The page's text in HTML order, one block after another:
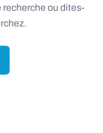
ou dites-